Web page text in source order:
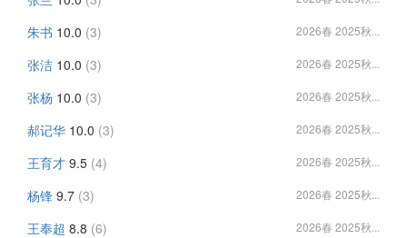
朱书 10.0 (3) 2026春 2025秋...
张洁 10.0 (3) 2026春 2025秋...
张杨 10.0 (3) 2026春 2025秋...
郝记华 10.0 (3) 2026春 2025秋...
王育才 9.5 (4) 2026春 2025秋...
杨锋 9.7 (3) 2026春 2025秋...
王奉超 8.8 (6) 2026春 2025秋...